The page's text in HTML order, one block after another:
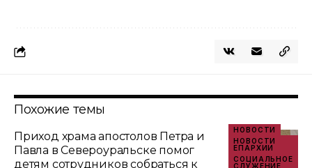
Похожие темы
НОВОСТИ
НОВОСТИ
ЕПАРХИИ
СОЦИАЛЬНОЕ
СЛУЖЕНИЕ
Приход храма апостолов Петра и
Павла в Североуральске помог
детям сотрудников собраться к